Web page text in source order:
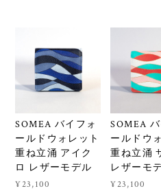
SOMEA バイフォ
ールドウォレット
重ね立涌 アイク
ロ レザーモデル
¥23,100
SOMEA
ールドウ
重ね立涌
レザーモ
¥23,100